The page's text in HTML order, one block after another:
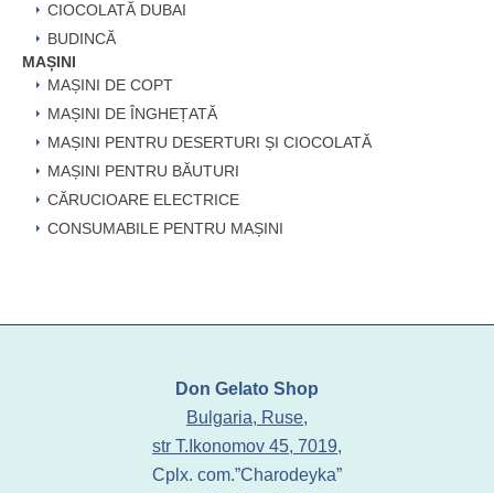
CIOCOLATĂ DUBAI
BUDINCĂ
MAȘINI
MAȘINI DE COPT
MAȘINI DE ÎNGHEȚATĂ
MAȘINI PENTRU DESERTURI ȘI CIOCOLATĂ
MAȘINI PENTRU BĂUTURI
CĂRUCIOARE ELECTRICE
CONSUMABILE PENTRU MAȘINI
Don Gelato Shop
Bulgaria, Ruse,
str T.Ikonomov 45, 7019,
Cplx. com.”Charodeyka”